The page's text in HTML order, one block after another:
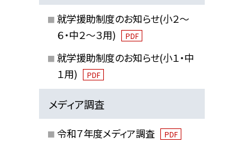
就学援助制度のお知らせ(小２～
６・中２～３用)
PDF
就学援助制度のお知らせ(小１・中
１用)
PDF
メディア調査
令和７年度メディア調査 PDF